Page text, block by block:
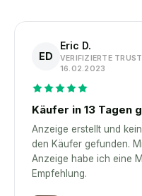
ED
Eric D.
VERIFIZIERTE
16.02.2023
Käufer in 13 Tagen
Anzeige erstellt und
den Käufer gefunden.
Anzeige habe ich eine
Empfehlung.